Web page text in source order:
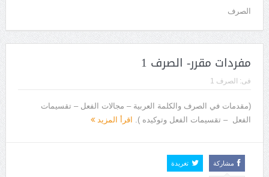
الصرف
مفردات مقرر- الصرف 1
فى: الصرف 1
(مقدمات في الصرف والكلمة العربية – مجالات الفعل – تقسيمات
الفعل – تقسيمات الفعل وتوكيده ).
اقرأ المزيد
مشاركة تغريدة